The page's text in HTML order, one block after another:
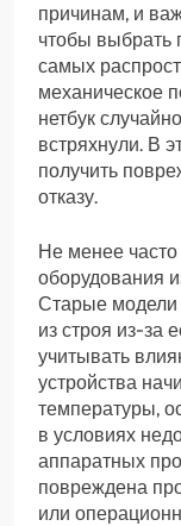
причинам, и
чтобы выбрать
самых
механическое
нетбук
встряхнули. В
получить
отказу.
Не менее
оборудования
Старые модели
из строя из-за
учитывать
устройства
температуры,
в условиях
аппаратных
повреждена
или